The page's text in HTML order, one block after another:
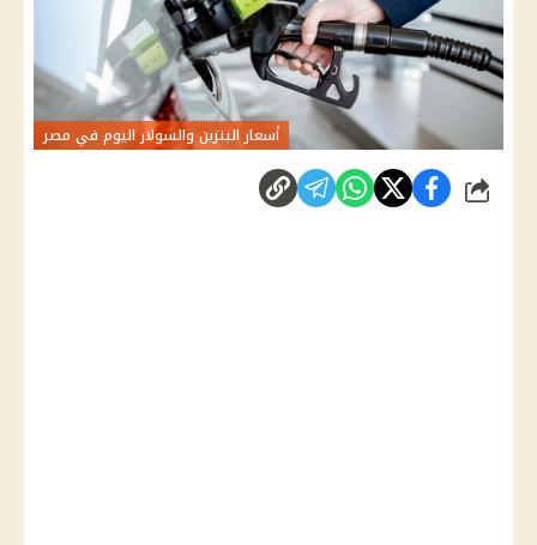
أسعار البنزين والسولار اليوم في مصر
شارك